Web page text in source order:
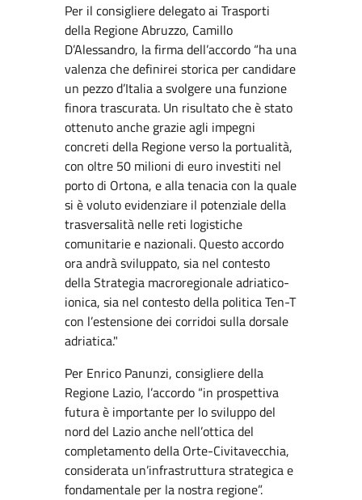
Per il consigliere delegato ai Trasporti
della Regione Abruzzo, Camillo
D’Alessandro, la firma dell’accordo “ha una
valenza che definirei storica per candidare
un pezzo d’Italia a svolgere una funzione
finora trascurata. Un risultato che è stato
ottenuto anche grazie agli impegni
concreti della Regione verso la portualità,
con oltre 50 milioni di euro investiti nel
porto di Ortona, e alla tenacia con la quale
si è voluto evidenziare il potenziale della
trasversalità nelle reti logistiche
comunitarie e nazionali. Questo accordo
ora andrà sviluppato, sia nel contesto
della Strategia macroregionale adriatico-
ionica, sia nel contesto della politica Ten-T
con l’estensione dei corridoi sulla dorsale
adriatica."
Per Enrico Panunzi, consigliere della
Regione Lazio, l’accordo “in prospettiva
futura è importante per lo sviluppo del
nord del Lazio anche nell’ottica del
completamento della Orte-Civitavecchia,
considerata un’infrastruttura strategica e
fondamentale per la nostra regione”.